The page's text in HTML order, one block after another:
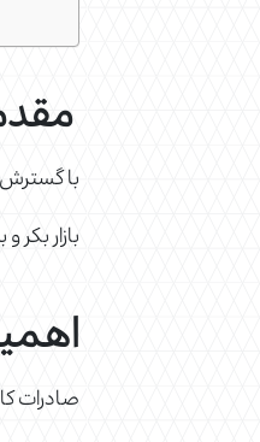
با گسترش
بازار بکر
صادرات